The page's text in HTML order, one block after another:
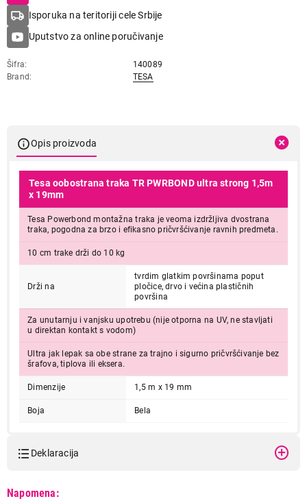
Isporuka na teritoriji cele Srbije
Uputstvo za online poručivanje
Šifra
140089
Brand
TESA
Opis proizvoda
Tesa oobostrana traka TR PWRBOND ultra strong 1,5m
x 19mm
Tesa Powerbond montažna traka je veoma izdržljiva dvostrana
traka, pogodna za brzo i efikasno pričvršćivanje ravnih predmeta.
10 cm trake drži do 10 kg
Drži na
tvrdim glatkim površinama poput
pločice, drvo i većina plastičnih
površina
Za unutarnju i vanjsku upotrebu (nije otporna na UV, ne stavljati
u direktan kontakt s vodom)
Ultra jak lepak sa obe strane za trajno i sigurno pričvršćivanje bez
šrafova, tiplova ili eksera.
Dimenzije 1,5 m x 19 mm
Boja Bela
Deklaracija
Napomena: